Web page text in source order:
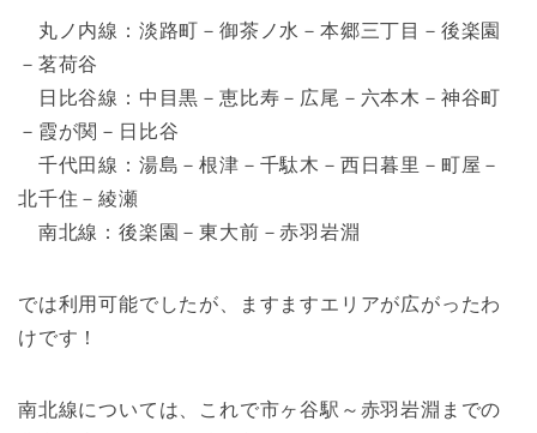
丸ノ内線：淡路町－御茶ノ水－本郷三丁目－後楽園
－茗荷谷
日比谷線：中目黒－恵比寿－広尾－六本木－神谷町
－霞が関－日比谷
千代田線：湯島－根津－千駄木－西日暮里－町屋－
北千住－綾瀬
南北線：後楽園－東大前－赤羽岩淵
では利用可能でしたが、ますますエリアが広がったわ
けです！
南北線については、これで市ヶ谷駅～赤羽岩淵までの